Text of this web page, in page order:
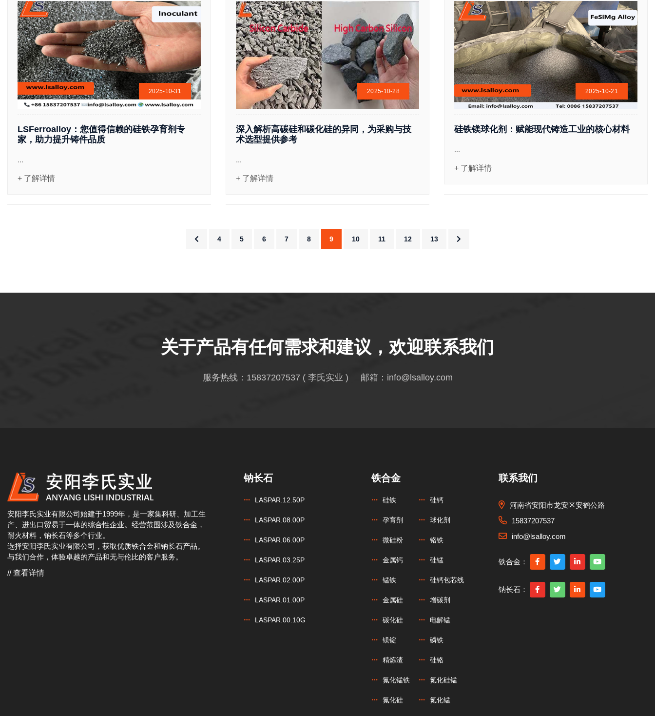
2025-10-31
LSFerroalloy：您值得信赖的硅铁孕育剂专
家，助力提升铸件品质
...
+ 了解详情
2025-10-28
深入解析高碳硅和碳化硅的异同，为采购与技
术选型提供参考
...
+ 了解详情
2025-10-21
硅铁镁球化剂：赋能现代铸造工业的核心材料
...
+ 了解详情
4 5 6 7 8 9 10 11 12 13
关于产品有任何需求和建议，欢迎联系我们
服务热线： 15837207537 ( 李氏实业 ) 邮箱： info@lsalloy.com
安阳李氏实业有限公司始建于1999年，是一家集科研、加工生
产、进出口贸易于一体的综合性企业。经营范围涉及铁合金，
耐火材料，钠长石等多个行业。
选择安阳李氏实业有限公司，获取优质铁合金和钠长石产品。
与我们合作，体验卓越的产品和无与伦比的客户服务。
// 查看详情
钠长石
LASPAR.12.50P
LASPAR.08.00P
LASPAR.06.00P
LASPAR.03.25P
LASPAR.02.00P
LASPAR.01.00P
LASPAR.00.10G
铁合金
硅铁 硅钙
孕育剂 球化剂
微硅粉 铬铁
金属钙 硅锰
锰铁 硅钙包芯线
金属硅 增碳剂
碳化硅 电解锰
镁锭 磷铁
精炼渣 硅铬
氮化锰铁 氮化硅锰
氮化硅 氮化锰
联系我们
河南省安阳市龙安区安鹤公路
15837207537
info@lsalloy.com
铁合金：
钠长石：